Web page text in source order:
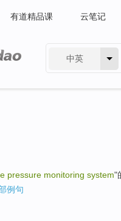
有道精品课 云笔记
中英
pressure monitoring system"
例句